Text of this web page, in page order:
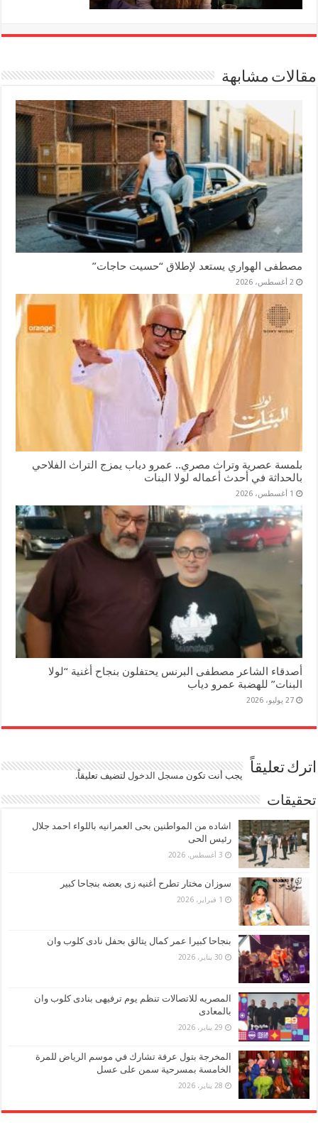
مقالات مشابهة
مصطفى الهواري يستعد لإطلاق “حسيت حاجات”
2 أغسطس، 2026
بلمسة عصرية وتراث مصري.. عمرو دياب يمزج التراث الفلاحي
بالحداثة في أحدث أعماله لولا البنات
1 أغسطس، 2026
أصدقاء الشاعر مصطفى البرنس يحتفلون بنجاح أغنية “لولا
البنات” للهضبة عمرو دياب
27 يوليو، 2026
اترك تعليقاً يجب أنت تكون مسجل الدخول لتضيف تعليقاً.
تحقيقات
اشاده من المواطنين بحى العمرانيه باللواء احمد جلال
رئيس الحى
3 أغسطس، 2026
سوزان مختار تطرح أغنيه زى بعضه بنجاحا كبير
1 فبراير، 2026
بنجاحا كبيرا عمر كمال يتالق بحفل نادى كلوب وان
30 يناير، 2026
المصريه للاتصالات تنظم يوم ترفيهى بنادى كلوب وان
بالمعادى
29 يناير، 2026
المخرجة بتول عرفة تشارك في موسم الرياض للمرة
الخامسة بمسرحية سمن على عسل
28 يناير، 2026